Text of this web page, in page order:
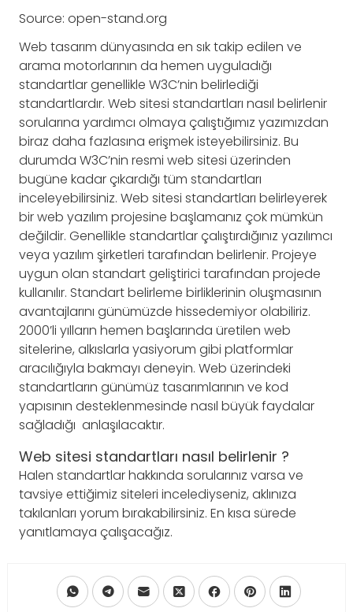
Source: open-stand.org
Web tasarım dünyasında en sık takip edilen ve
arama motorlarının da hemen uyguladığı
standartlar genellikle W3C’nin belirlediği
standartlardır. Web sitesi standartları nasıl belirlenir
sorularına yardımcı olmaya çalıştığımız yazımızdan
biraz daha fazlasına erişmek isteyebilirsiniz. Bu
durumda W3C’nin resmi web sitesi üzerinden
bugüne kadar çıkardığı tüm standartları
inceleyebilirsiniz. Web sitesi standartları belirleyerek
bir web yazılım projesine başlamanız çok mümkün
değildir. Genellikle standartlar çalıştırdığınız yazılımcı
veya yazılım şirketleri tarafından belirlenir. Projeye
uygun olan standart geliştirici tarafından projede
kullanılır. Standart belirleme birliklerinin oluşmasının
avantajlarını günümüzde hissedemiyor olabiliriz.
2000’li yılların hemen başlarında üretilen web
sitelerine, alkıslarla yasiyorum gibi platformlar
aracılığıyla bakmayı deneyin. Web üzerindeki
standartların günümüz tasarımlarının ve kod
yapısının desteklenmesinde nasıl büyük faydalar
sağladığı anlaşılacaktır.
Web sitesi standartları nasıl belirlenir ?
Halen standartlar hakkında sorularınız varsa ve
tavsiye ettiğimiz siteleri incelediyseniz, aklınıza
takılanları yorum bırakabilirsiniz. En kısa sürede
yanıtlamaya çalışacağız.